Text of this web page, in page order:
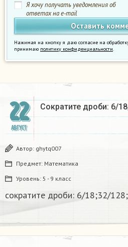
Я хочу получать уведомления об
ответах на e-mail
Нажимая на кнопку я даю согласие на
принимаю политику конфиденциальности.
22
АВГУСТ
Сократите дроби: 6/
Автор: ghytq007
Предмет: Математика
Уровень: 5 - 9 класс
сократите дроби: 6/18;32/